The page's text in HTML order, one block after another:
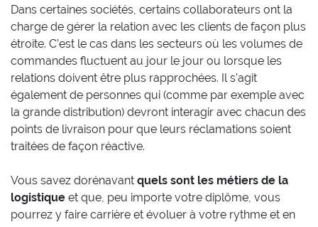
Dans certaines sociétés, certains collaborateurs ont la
charge de gérer la relation avec les clients de façon plus
étroite. C’est le cas dans les secteurs où les volumes de
commandes fluctuent au jour le jour ou lorsque les
relations doivent être plus rapprochées. Il s’agit
également de personnes qui (comme par exemple avec
la grande distribution) devront interagir avec chacun des
points de livraison pour que leurs réclamations soient
traitées de façon réactive.
Vous savez dorénavant quels sont les métiers de la
logistique et que, peu importe votre diplôme, vous
pourrez y faire carrière et évoluer à votre rythme et en